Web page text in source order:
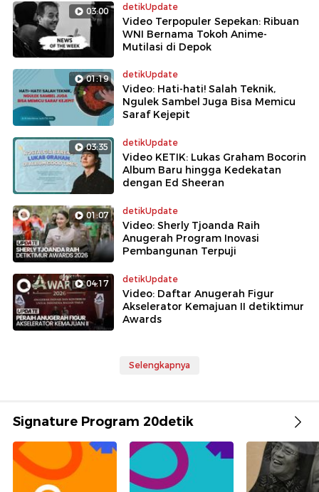
03:00 detikUpdate
Video Terpopuler Sepekan: Ribuan
WNI Bernama Tokoh Anime-
Mutilasi di Depok
01:19 detikUpdate
Video: Hati-hati! Salah Teknik,
Ngulek Sambel Juga Bisa Memicu
Saraf Kejepit
03:35 detikUpdate
Video KETIK: Lukas Graham Bocorin
Album Baru hingga Kedekatan
dengan Ed Sheeran
01:07 detikUpdate
Video: Sherly Tjoanda Raih
Anugerah Program Inovasi
Pembangunan Terpuji
04:17 detikUpdate
Video: Daftar Anugerah Figur
Akselerator Kemajuan II detiktimur
Awards
Selengkapnya
Signature Program 20detik